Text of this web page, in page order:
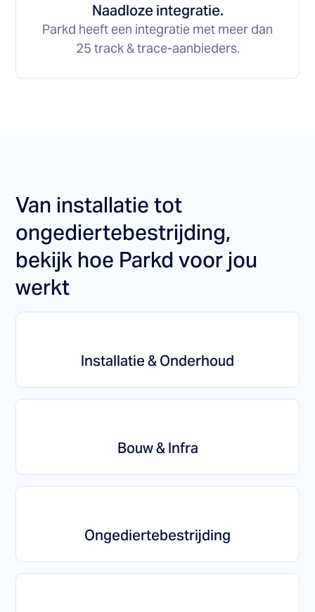
Naadloze integratie.
Parkd heeft een integratie met meer dan
25 track & trace-aanbieders.
Van installatie tot
ongediertebestrijding,
bekijk hoe Parkd voor jou
werkt
Installatie & Onderhoud
Bouw & Infra
Ongediertebestrijding